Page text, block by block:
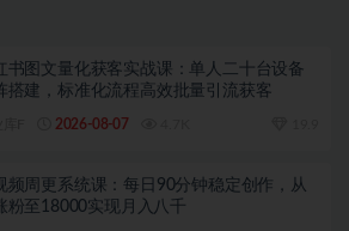
书图文量化获客实战课：单人二十台设备
搭建，标准化流程高效批量引流获客
2026-08-07
频周更系统课：每日90分钟稳定创作，从
粉至18000实现月入八千